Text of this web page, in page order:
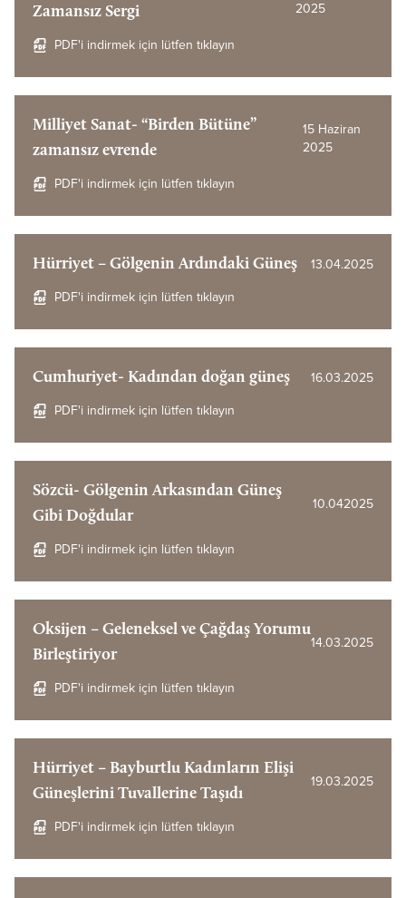
Zamansız Sergi
2025
PDF'i indirmek için lütfen tıklayın
Milliyet Sanat- “Birden Bütüne”
zamansız evrende
15 Haziran
2025
PDF'i indirmek için lütfen tıklayın
Hürriyet – Gölgenin Ardındaki Güneş 13.04.2025
PDF'i indirmek için lütfen tıklayın
Cumhuriyet- Kadından doğan güneş 16.03.2025
PDF'i indirmek için lütfen tıklayın
Sözcü- Gölgenin Arkasından Güneş
Gibi Doğdular
10.042025
PDF'i indirmek için lütfen tıklayın
Oksijen – Geleneksel ve Çağdaş Yorumu
Birleştiriyor
14.03.2025
PDF'i indirmek için lütfen tıklayın
Hürriyet – Bayburtlu Kadınların Elişi
Güneşlerini Tuvallerine Taşıdı
19.03.2025
PDF'i indirmek için lütfen tıklayın